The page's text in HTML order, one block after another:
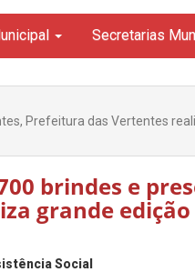
Secretarias
Prefeitura das Vertentes
brindes e
grande edição
Social